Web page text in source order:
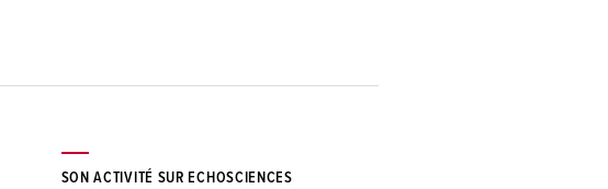
SON ACTIVITÉ SUR ECHOSCIENCES